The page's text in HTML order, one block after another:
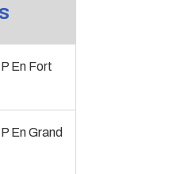
En Fort
En Grand